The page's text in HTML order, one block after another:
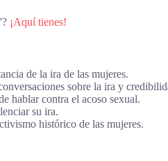
¡Aquí tienes!
de la ira de las mujeres.
sobre la ira y
hablar contra el acoso sexual.
su ira.
histórico de las mujeres.